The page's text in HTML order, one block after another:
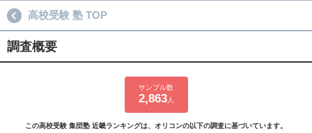
高校受験 塾 TOP
調査概要
サンプル数
2,863人
この高校受験 集団塾 近畿ランキングは、オリコンの以下の調査に基づいています。